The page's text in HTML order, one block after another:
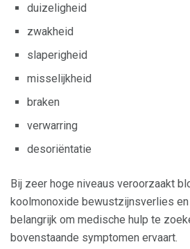
duizeligheid
zwakheid
slaperigheid
misselijkheid
braken
verwarring
desoriëntatie
Bij zeer hoge niveaus veroorzaakt
koolmonoxide bewustzijnsverlies
belangrijk om medische hulp te
bovenstaande symptomen ervaart.